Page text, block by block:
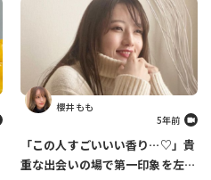
櫻井 もも
5年前
「この人すごいいい香り…♡」貴
重な出会いの場で第一印象を左右